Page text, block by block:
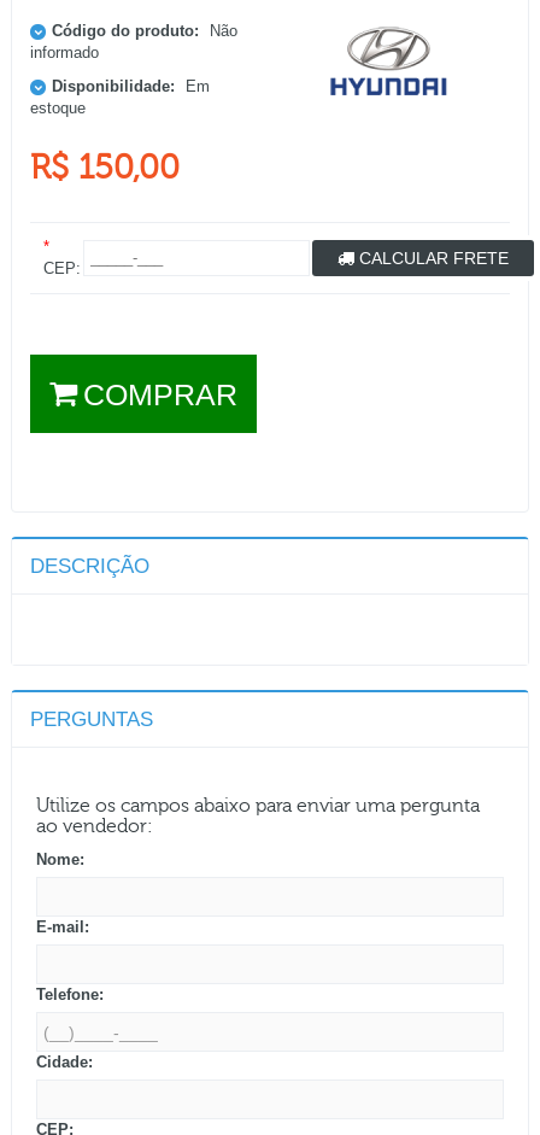
Código do produto:
Não
informado
Disponibilidade:
Em
estoque
R$ 150,00
*
CEP:
CALCULAR FRETE
COMPRAR
DESCRIÇÃO
PERGUNTAS
Utilize os campos abaixo para enviar uma pergunta
ao vendedor:
Nome:
E-mail:
Telefone:
Cidade:
CEP: